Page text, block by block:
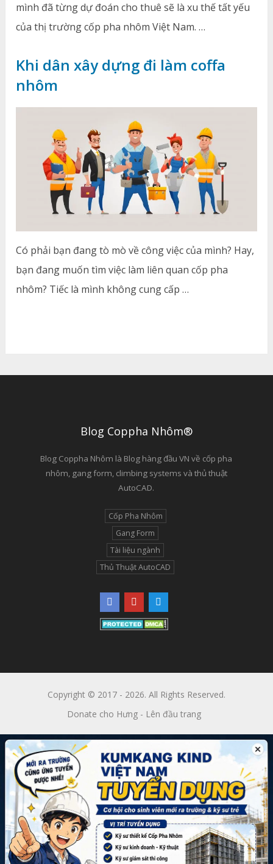
mình đã từng dự đoán cho thuê sẽ là xu thế tất yếu
của thị trường cốp pha nhôm Việt Nam. …
Khi dân xây dựng đi làm coffa
nhôm
Có phải bạn đang tò mò về công việc của mình? Hay,
bạn đang muốn tìm việc làm liên quan cốp pha
nhôm? Tiếc là mình không cung cấp …
Blog Coppha Nhôm®
Blog Coppha Nhôm là Blog hàng đầu VN về cốp pha
nhôm, gang form, climbing systems và thủ thuật
AutoCAD.
Cốp Pha Nhôm
Gang Form
Tài liệu ngành
Thủ Thuật AutoCAD
Copyright © 2017 - 2026. All Rights Reserved.
Donate cho Hưng- Lên đầu trang